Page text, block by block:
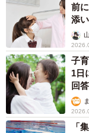
前
添
子
1日
回
「